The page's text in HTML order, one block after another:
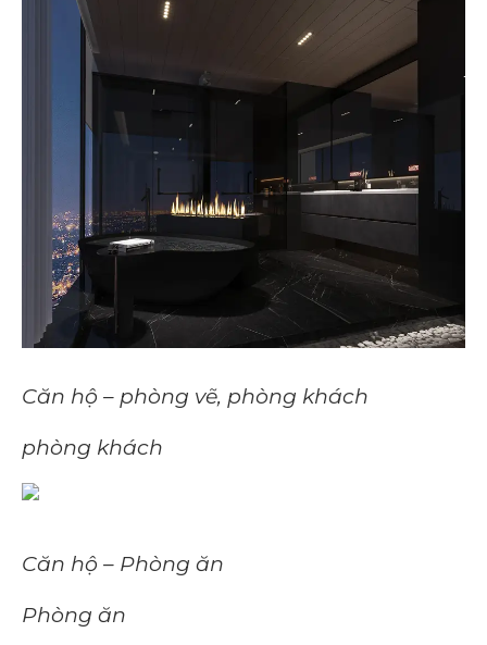
Căn hộ – phòng vẽ, phòng khách
phòng khách
Căn hộ – Phòng ăn
Phòng ăn